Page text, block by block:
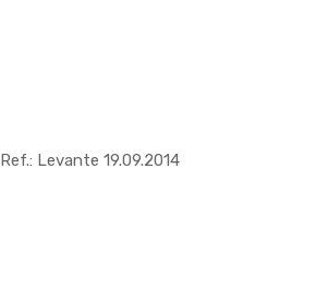
Ref.: Levante 19.09.2014